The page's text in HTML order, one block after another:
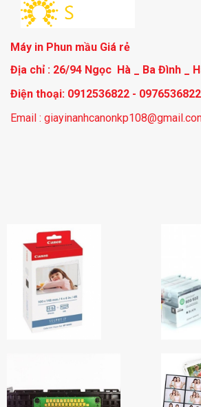
Máy in Phun mầu Giá rẻ
Địa chỉ : 26/94 Ngọc Hà _ Ba Đình _
Điện thoại: 0912536822 - 0976536822
Email :